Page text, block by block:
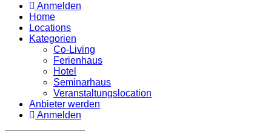
Anmelden
Home
Locations
Kategorien
Co-Living
Ferienhaus
Hotel
Seminarhaus
Veranstaltungslocation
Anbieter werden
Anmelden